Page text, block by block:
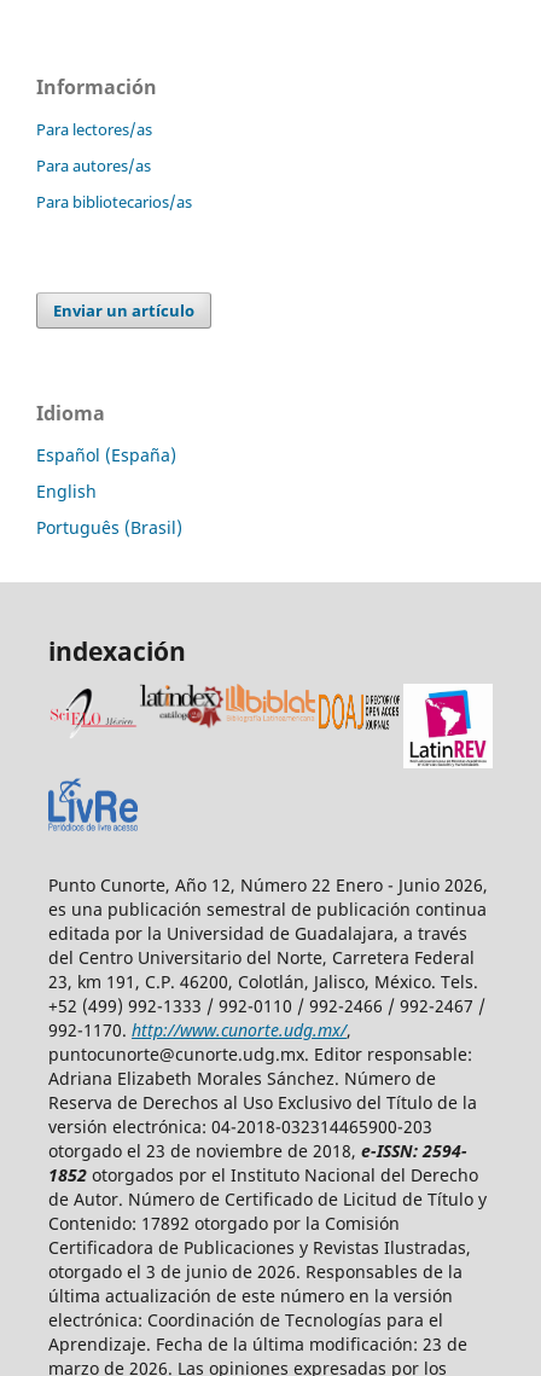
Información
Para lectores/as
Para autores/as
Para bibliotecarios/as
Enviar un artículo
Idioma
Español (España)
English
Português (Brasil)
indexación
Punto Cunorte, Año 12, Número 22 Enero - Junio 2026,
es una publicación semestral de publicación continua
editada por la Universidad de Guadalajara, a través
del Centro Universitario del Norte, Carretera Federal
23, km 191, C.P. 46200, Colotlán, Jalisco, México. Tels.
+52 (499) 992-1333 / 992-0110 / 992-2466 / 992-2467 /
992-1170. http://www.cunorte.udg.mx/,
puntocunorte@cunorte.udg.mx. Editor responsable:
Adriana Elizabeth Morales Sánchez. Número de
Reserva de Derechos al Uso Exclusivo del Título de la
versión electrónica: 04-2018-032314465900-203
otorgado el 23 de noviembre de 2018, e-ISSN: 2594-
1852otorgados por el Instituto Nacional del Derecho
de Autor. Número de Certificado de Licitud de Título y
Contenido: 17892 otorgado por la Comisión
Certificadora de Publicaciones y Revistas Ilustradas,
otorgado el 3 de junio de 2026. Responsables de la
última actualización de este número en la versión
electrónica: Coordinación de Tecnologías para el
Aprendizaje. Fecha de la última modificación: 23 de
marzo de 2026. Las opiniones expresadas por los